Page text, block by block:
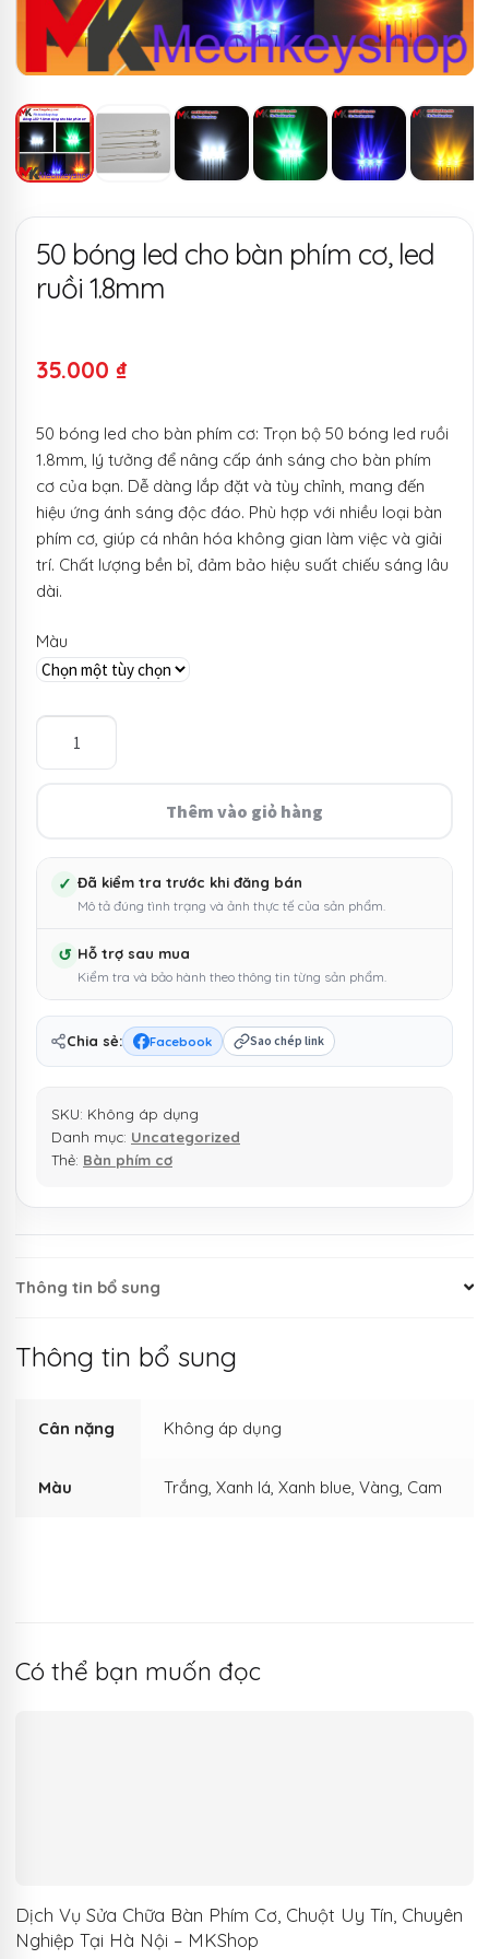
50 bóng led cho bàn phím cơ, led
ruồi 1.8mm
35.000 ₫
50 bóng led cho bàn phím cơ: Trọn bộ 50 bóng led ruồi
1.8mm, lý tưởng để nâng cấp ánh sáng cho bàn phím
cơ của bạn. Dễ dàng lắp đặt và tùy chỉnh, mang đến
hiệu ứng ánh sáng độc đáo. Phù hợp với nhiều loại bàn
phím cơ, giúp cá nhân hóa không gian làm việc và giải
trí. Chất lượng bền bỉ, đảm bảo hiệu suất chiếu sáng lâu
dài.
Màu
50
bóng
phím
1.8mm
số
lượng
Thêm vào giỏ hàng
✓ Đã kiểm tra trước khi đăng bán
Mô tả đúng tình trạng và ảnh thực tế của sản phẩm.
↺ Hỗ trợ sau mua
Kiểm tra và bảo hành theo thông tin từng sản phẩm.
Chia sẻ: Facebook Sao chép link
SKU: Không áp dụng
Danh mục: Uncategorized
Thẻ: Bàn phím cơ
Thông tin bổ sung
Thông tin bổ sung
Cân nặng Không áp dụng
Màu Trắng, Xanh lá, Xanh blue, Vàng, Cam
Có thể bạn muốn đọc
Dịch Vụ Sửa Chữa Bàn Phím Cơ, Chuột Uy Tín, Chuyên
Nghiệp Tại Hà Nội – MKShop